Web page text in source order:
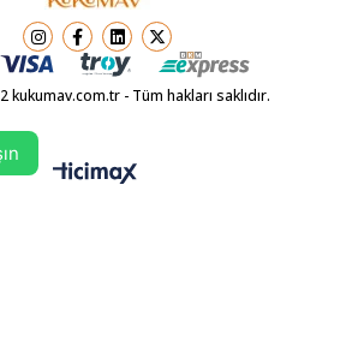
kukumav.com.tr - Tüm hakları saklıdır.